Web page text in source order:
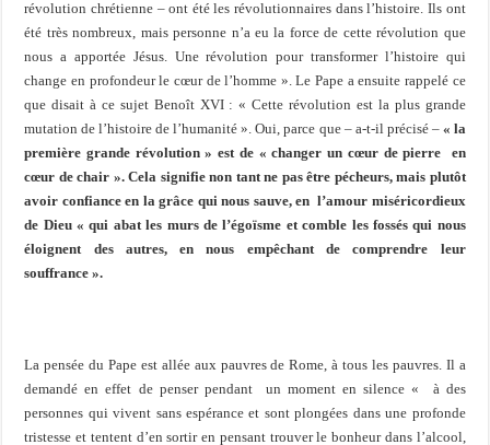
révolution chrétienne – ont été les révolutionnaires dans l’histoire. Ils ont
été très nombreux, mais personne n’a eu la force de cette révolution que
nous a apportée Jésus. Une révolution pour transformer l’histoire qui
change en profondeur le cœur de l’homme ». Le Pape a ensuite rappelé ce
que disait à ce sujet Benoît XVI : « Cette révolution est la plus grande
mutation de l’histoire de l’humanité ». Oui, parce que – a-t-il précisé – « la
première grande révolution » est de « changer un cœur de pierre en
cœur de chair ». Cela signifie non tant ne pas être pécheurs, mais plutôt
avoir confiance en la grâce qui nous sauve, en l’amour miséricordieux
de Dieu « qui abat les murs de l’égoïsme et comble les fossés qui nous
éloignent des autres, en nous empêchant de comprendre leur
souffrance ».
La pensée du Pape est allée aux pauvres de Rome, à tous les pauvres. Il a
demandé en effet de penser pendant un moment en silence « à des
personnes qui vivent sans espérance et sont plongées dans une profonde
tristesse et tentent d’en sortir en pensant trouver le bonheur dans l’alcool,